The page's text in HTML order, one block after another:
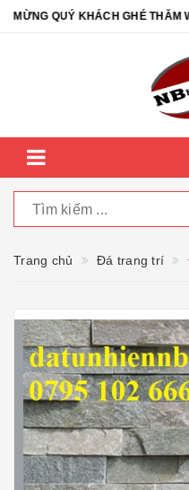
QUÝ KHÁCH GHÉ THĂM
Trang chủ Đá trang trí